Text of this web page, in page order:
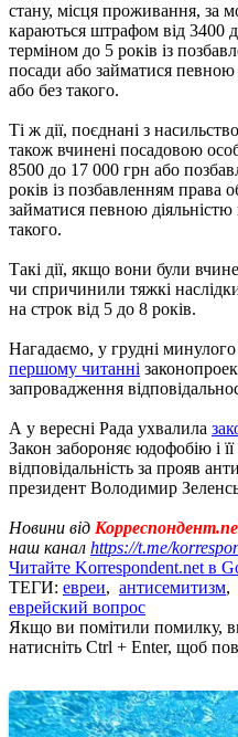
стану, місця проживання, за
караються штрафом від 3400
терміном до 5 років із
посади або займатися певною
або без такого.
Ті ж дії, поєднані з
також вчинені посадовою
8500 до 17 000 грн або
років із позбавленням права
займатися певною діяльністю
такого.
Такі дії, якщо вони були
чи спричинили тяжкі
на строк від 5 до 8 років.
Нагадаємо, у грудні
першому читанні
запровадження
А у вересні Рада ухвалила
Закон забороняє юдофобію і
відповідальність за прояв
президент Володимир
Новини від
наш канал https://t.me/
Читайте Korrespondent.net в
ТЕГИ: евреи, антисемитизм,
еврейский вопрос
Якщо ви помітили помилку,
натисніть Ctrl + Enter, щоб